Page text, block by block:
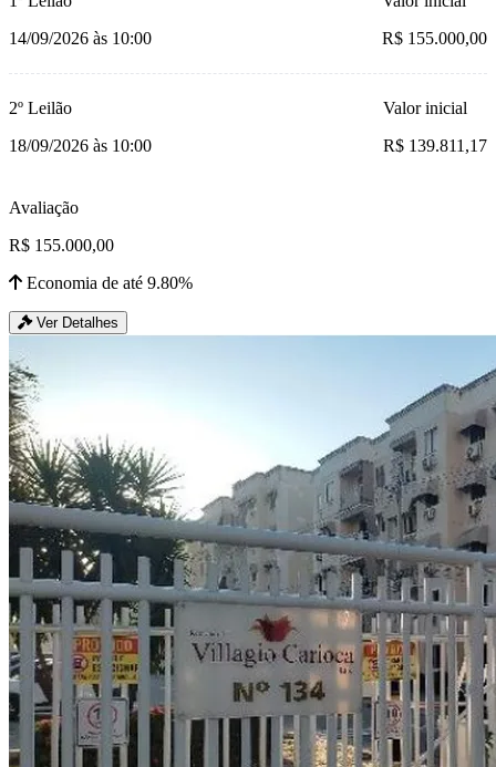
14/09/2026 às 10:00
R$ 155.000,00
2º Leilão
18/09/2026 às 10:00
Valor inicial
R$ 139.811,17
Avaliação
R$ 155.000,00
Economia de até 9.80%
Ver Detalhes